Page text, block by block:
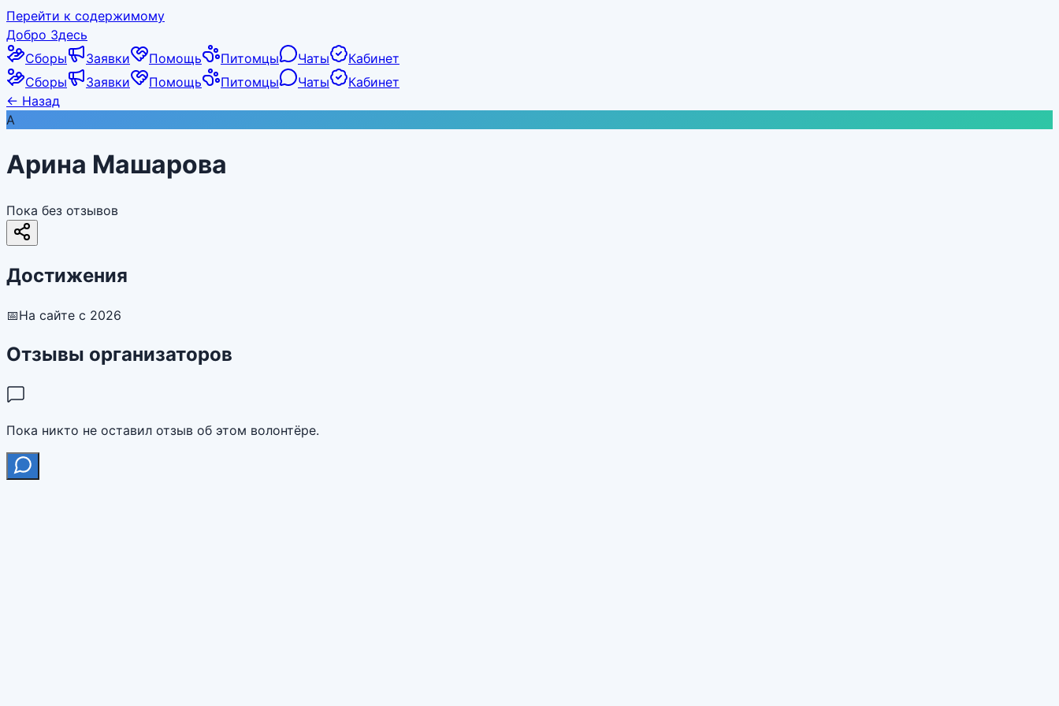
Перейти к содержимому
Добро Здесь
Сборы
Заявки Помощь Питомцы Чаты
Кабинет
Сборы
Заявки Помощь Питомцы Чаты
Кабинет
← Назад
А
Арина Машарова
Пока без отзывов
Достижения
📅На сайте с 2026
Отзывы организаторов
Пока никто не оставил отзыв об этом волонтёре.